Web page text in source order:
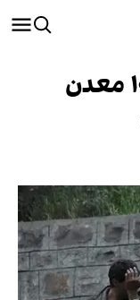
وزیر کار: جان کارگران در ۱۰۰ معدن